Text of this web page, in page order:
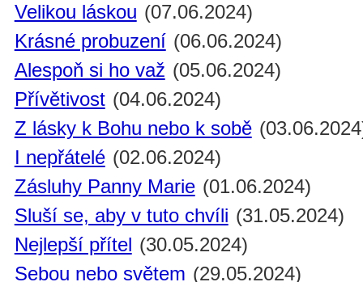
Velikou láskou (07.06.2024)
Krásné probuzení (06.06.2024)
Alespoň si ho važ (05.06.2024)
Přívětivost (04.06.2024)
Z lásky k Bohu nebo k sobě
I nepřátelé (02.06.2024)
Zásluhy Panny Marie (01.06.2024)
Sluší se, aby v tuto chvíli (31.05.2024)
Nejlepší přítel (30.05.2024)
Sebou nebo světem (29.05.2024)